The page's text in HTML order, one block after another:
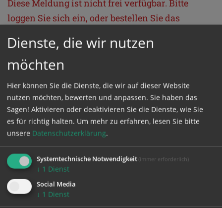
Diese Meldung ist nicht frei verfügbar. Bitte
loggen Sie sich ein, oder bestellen Sie das
GESCHÜTZTER BEREICH
Bitte melden Sie sich mit Ihrem Benutzernamen
und Passwort an.
Benutzername
Passwort
Dienste, die wir nutzen
möchten
Hier können Sie die Dienste, die wir auf dieser Website
nutzen möchten, bewerten und anpassen. Sie haben das
Sagen! Aktivieren oder deaktivieren Sie die Dienste, wie Sie
es für richtig halten. Um mehr zu erfahren, lesen Sie bitte
unsere Datenschutzerklärung.
Systemtechnische Notwendigkeit (immer erforderlich)
↓ 1 Dienst
Social Media
↓ 1 Dienst